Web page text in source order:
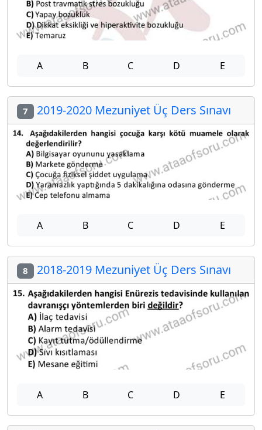
A B C D E
7 2019-2020 Mezuniyet Üç Ders Sınavı
A B C D E
8 2018-2019 Mezuniyet Üç Ders Sınavı
A B C D E